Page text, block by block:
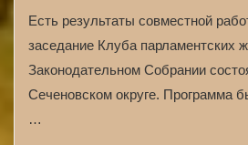
Есть результаты совместной
заседание Клуба парламентских
Законодательном Собрании
Сеченовском округе. Программа
…